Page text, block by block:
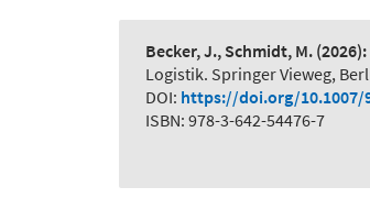
Becker, J., Schmidt, M. (2026):
Logistik. Springer Vieweg,
DOI: https://doi.org/10.1007/
ISBN: 978-3-642-54476-7